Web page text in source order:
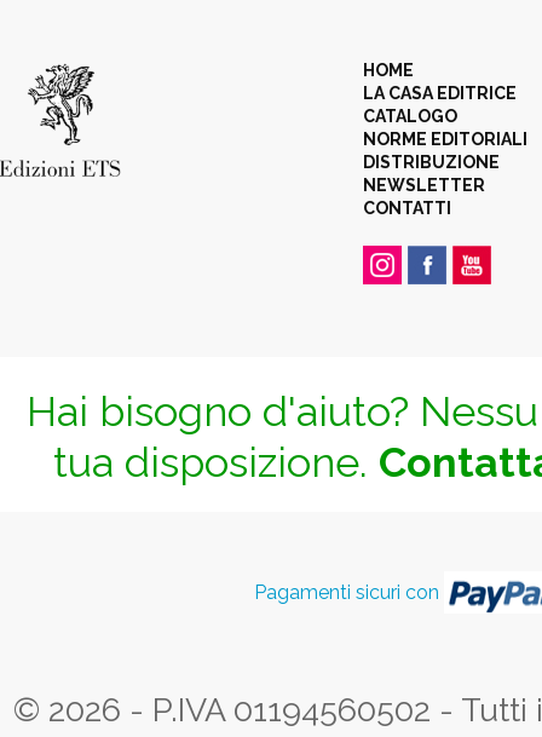
HOME
LA CASA EDITRICE
CATALOGO
NORME EDITORIALI
DISTRIBUZIONE
NEWSLETTER
CONTATTI
Hai bisogno d'aiuto?
tua disposizione.
Pagamenti sicuri con
© 2026 - P.IVA 01194560502 -